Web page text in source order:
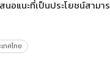
แนะที่เป็นประโยชน์สามา
ทศไทย